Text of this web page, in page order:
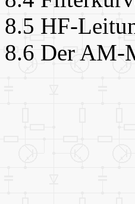
8.5 HF-
8.6 Der